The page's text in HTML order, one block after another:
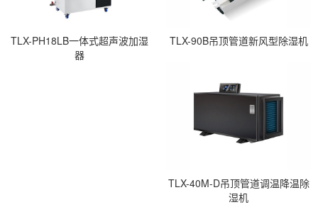
TLX-PH18LB一体式超声波加湿
器
TLX-90B吊顶管道新风型除湿机
TLX-40M-D吊顶管道调温降温除
湿机